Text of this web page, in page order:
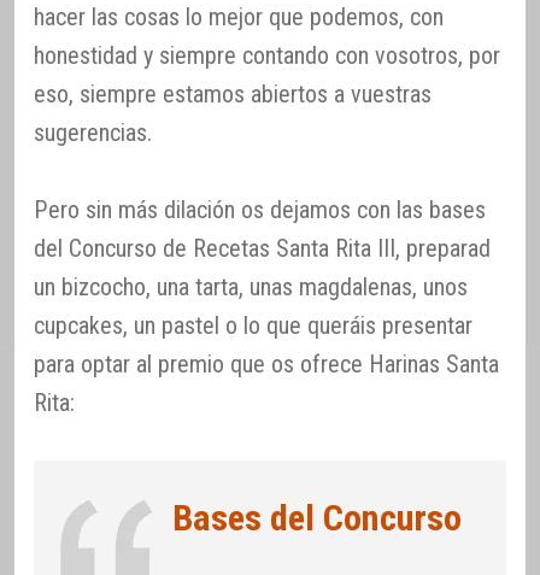
hacer las cosas lo mejor que podemos, con
honestidad y siempre contando con vosotros, por
eso, siempre estamos abiertos a vuestras
sugerencias.
Pero sin más dilación os dejamos con las bases
del Concurso de Recetas Santa Rita III, preparad
un bizcocho, una tarta, unas magdalenas, unos
cupcakes, un pastel o lo que queráis presentar
para optar al premio que os ofrece Harinas Santa
Rita:
Bases del Concurso